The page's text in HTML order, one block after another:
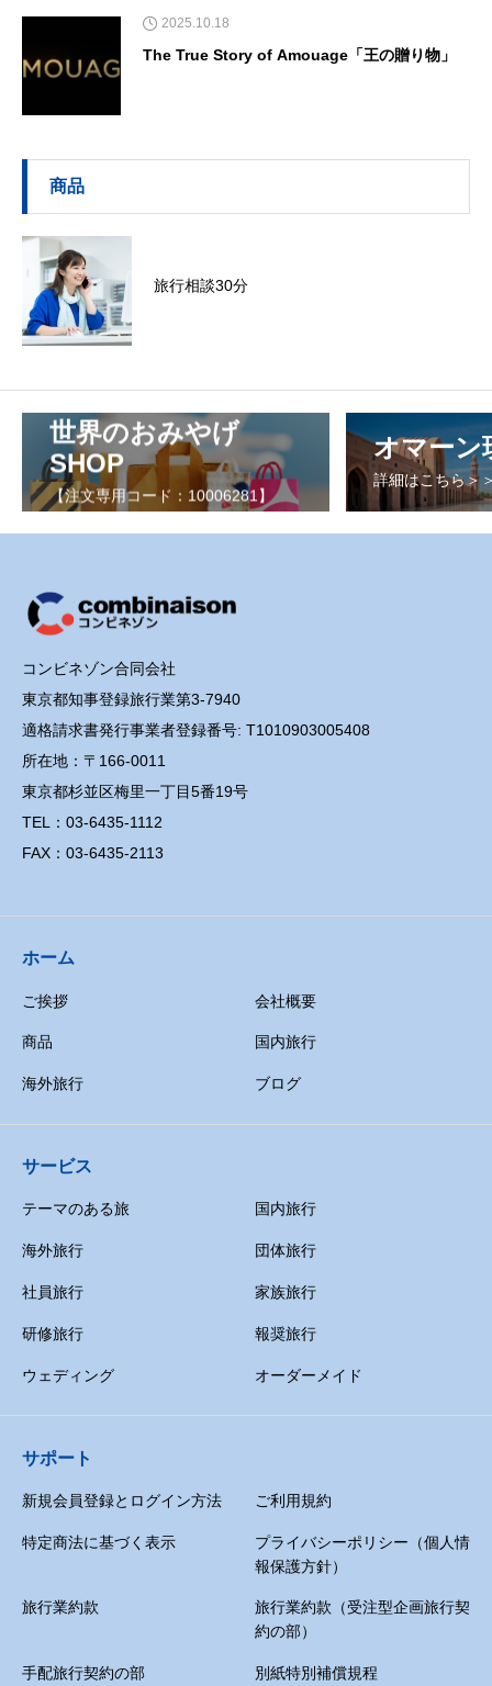
2025.10.18
The True Story of Amouage「王の贈り物」
商品
旅行相談30分
世界のおみやげ
SHOP
【注文専用コード：10006281】
オマーン
詳細はこちら＞
コンビネゾン合同会社
東京都知事登録旅行業第3-7940
適格請求書発行事業者登録番号: T1010903005408
所在地：〒166-0011
東京都杉並区梅里一丁目5番19号
TEL：03-6435-1112
FAX：03-6435-2113
ホーム
ご挨拶 会社概要
商品 国内旅行
海外旅行 ブログ
サービス
テーマのある旅 国内旅行
海外旅行 団体旅行
社員旅行 家族旅行
研修旅行 報奨旅行
ウェディング オーダーメイド
サポート
新規会員登録とログイン方法 ご利用規約
特定商法に基づく表示
プライバシーポリシー（個人情
報保護方針）
旅行業約款
旅行業約款（受注型企画旅行契
約の部）
手配旅行契約の部 別紙特別補償規程